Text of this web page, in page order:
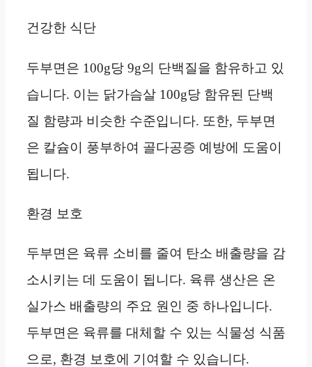
건강한 식단
두부면은 100g당 9g의 단백질을 함유하고 있
습니다. 이는 닭가슴살 100g당 함유된 단백
질 함량과 비슷한 수준입니다. 또한, 두부면
은 칼슘이 풍부하여 골다공증 예방에 도움이
됩니다.
환경 보호
두부면은 육류 소비를 줄여 탄소 배출량을 감
소시키는 데 도움이 됩니다. 육류 생산은 온
실가스 배출량의 주요 원인 중 하나입니다.
두부면은 육류를 대체할 수 있는 식물성 식품
으로, 환경 보호에 기여할 수 있습니다.